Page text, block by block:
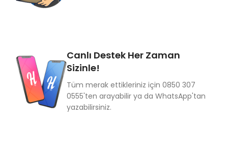
Canlı Destek Her Zaman
Sizinle!
Tüm merak ettikleriniz için 0850 307
0555'ten arayabilir ya da WhatsApp'tan
yazabilirsiniz.